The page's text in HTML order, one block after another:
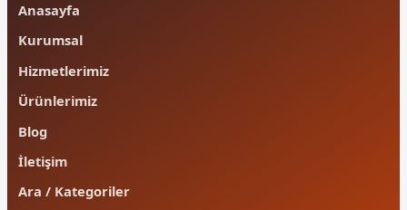
Anasayfa
Kurumsal
Hizmetlerimiz
Ürünlerimiz
Blog
İletişim
Ara / Kategoriler